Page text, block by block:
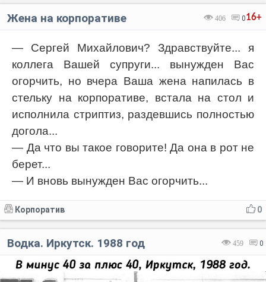
16+
406 0
Жена на корпоративе
— Сергей Михайлович? Здравствуйте... я
коллега Вашей супруги... вынужден Вас
огорчить, но вчера Ваша жена напилась в
стельку на корпоративе, встала на стол и
исполнила стриптиз, раздевшись полностью
догола...
— Да что вы такое говорите! Да она в рот не
берет...
— И вновь вынужден Вас огорчить...
0
Корпоратив
459 0
Водка. Иркутск. 1988 год